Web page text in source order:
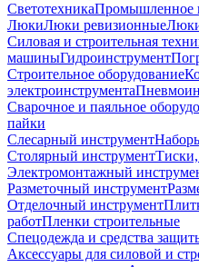
СветотехникаПромышленное
ЛюкиЛюки ревизионные
Силовая и строительная
машиныГидроинструмент
Строительное оборудование
электроинструмента
Сварочное и паяльное
пайки
Слесарный инструмент
Столярный инструмент
Электромонтажный
Разметочный инструмент
Отделочный инструмент
работПленки строительные
Спецодежда и средства
Аксессуары для силовой и